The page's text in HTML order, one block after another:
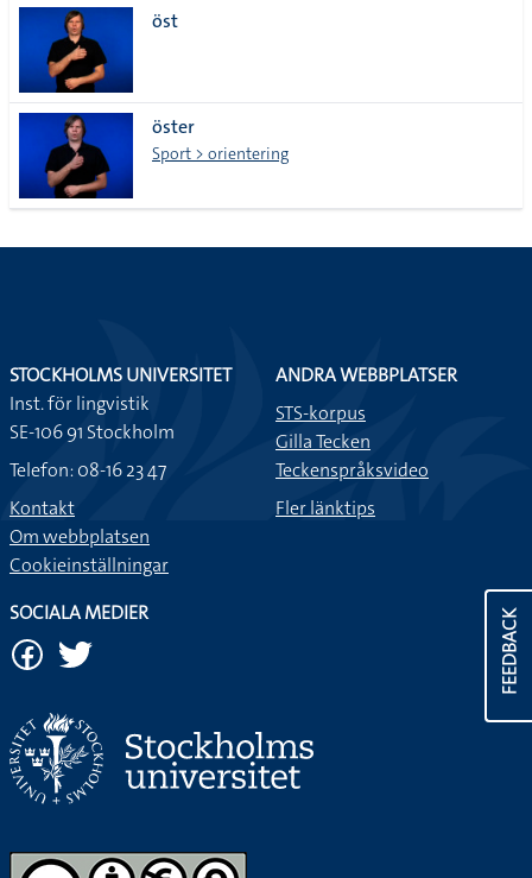
öst
öster
Sport > orientering
FEEDBACK
STOCKHOLMS UNIVERSITET
Inst. för lingvistik
SE-106 91 Stockholm
Telefon: 08-16 23 47
Kontakt
Om webbplatsen
Cookieinställningar
ANDRA WEBBPLATSER
STS-korpus
Gilla Tecken
Teckenspråksvideo
Fler länktips
SOCIALA MEDIER